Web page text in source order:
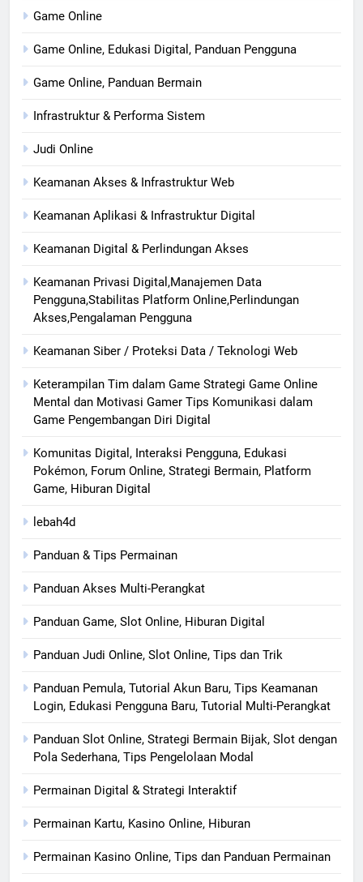
Game Online
Game Online, Edukasi Digital, Panduan Pengguna
Game Online, Panduan Bermain
Infrastruktur & Performa Sistem
Judi Online
Keamanan Akses & Infrastruktur Web
Keamanan Aplikasi & Infrastruktur Digital
Keamanan Digital & Perlindungan Akses
Keamanan Privasi Digital,Manajemen Data
Pengguna,Stabilitas Platform Online,Perlindungan
Akses,Pengalaman Pengguna
Keamanan Siber / Proteksi Data / Teknologi Web
Keterampilan Tim dalam Game Strategi Game Online
Mental dan Motivasi Gamer Tips Komunikasi dalam
Game Pengembangan Diri Digital
Komunitas Digital, Interaksi Pengguna, Edukasi
Pokémon, Forum Online, Strategi Bermain, Platform
Game, Hiburan Digital
lebah4d
Panduan & Tips Permainan
Panduan Akses Multi-Perangkat
Panduan Game, Slot Online, Hiburan Digital
Panduan Judi Online, Slot Online, Tips dan Trik
Panduan Pemula, Tutorial Akun Baru, Tips Keamanan
Login, Edukasi Pengguna Baru, Tutorial Multi-Perangkat
Panduan Slot Online, Strategi Bermain Bijak, Slot dengan
Pola Sederhana, Tips Pengelolaan Modal
Permainan Digital & Strategi Interaktif
Permainan Kartu, Kasino Online, Hiburan
Permainan Kasino Online, Tips dan Panduan Permainan